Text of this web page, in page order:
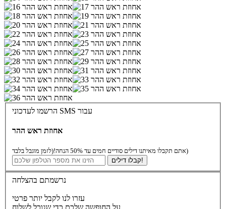
הרשמו לעדכוני SMS עבור
אחוזת ראש ההר
אתם תקבלו מאיתנו דילים סודיים חמים עד 50% הנחה!(לזמן מוגבל בלבד)
קבלו דילים!
נרשמתם בהצלחה
עזרו לנו לקבל יותר פרטי
על החופשה שלכם כדי שנוכל לשלוח